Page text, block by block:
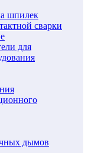
шпилек
сварки
для
дымов